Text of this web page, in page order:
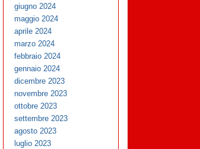
giugno 2024
maggio 2024
aprile 2024
marzo 2024
febbraio 2024
gennaio 2024
dicembre 2023
novembre 2023
ottobre 2023
settembre 2023
agosto 2023
luglio 2023